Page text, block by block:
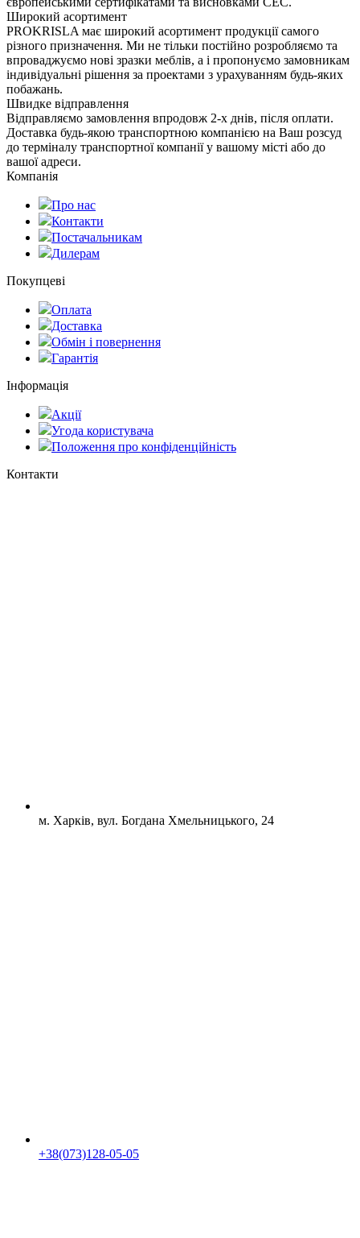
Широкий асортимент
PROKRISLA має широкий асортимент продукції самого
різного призначення. Ми не тільки постійно розробляємо та
впроваджуємо нові зразки меблів, а і пропонуємо замовникам
індивідуальні рішення за проектами з урахуванням будь-яких
побажань.
Швидке відправлення
Відправляємо замовлення впродовж 2-х днів, після оплати.
Доставка будь-якою транспортною компанією на Ваш розсуд
до терміналу транспортної компанії у вашому місті або до
вашої адреси.
Компанія
Про нас
Контакти
Постачальникам
Дилерам
Покупцеві
Оплата
Доставка
Обмін і повернення
Гарантія
Інформація
Акції
Угода користувача
Положення про конфіденційність
Контакти
м. Харків, вул. Богдана Хмельницького, 24
+38(073)128-05-05